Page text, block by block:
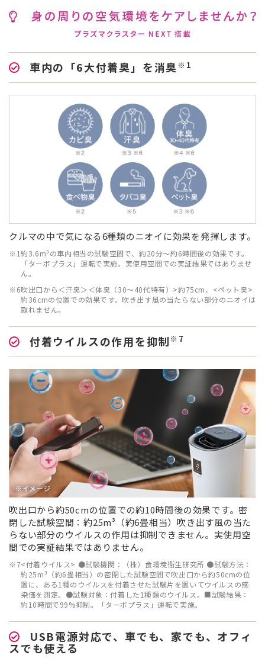
車内の「6大付着臭」を消臭 ※1
クルマの中で気になる6種類のニオイに効果を発揮します。
※1約3.6m³の車内相当の試験空間で、約20分～約6時間後の効果です。
「ターボプラス」運転で実施。実使用空間での実証結果ではありませ
ん。
※6吹出口から＜汗臭＞＜体臭（30～40代特有）>約75cm、<ペット臭>
約36cmの位置での効果です。吹き出す風の当たらない部分のニオイは
取れません。
付着ウイルスの作用を抑制 ※7
吹出口から約50cmの位置での約10時間後の効果です。密
閉した試験空間：約25m³（約6畳相当）吹き出す風の当た
らない部分のウイルスの作用は抑制できません。実使用空
間での実証結果ではありません。
※7<付着ウイルス> ●試験機関：（株）食環境衛生研究所 ●試験方法：
約25m³（約6畳相当）の密閉した試験空間で吹出口から約50cmの位
置に、ある1種のウイルスを付着させた試験片を置いてウイルスの感
染価を測定。●試験対象：付着した1種類のウイルス。■試験結果：
約10時間で99%抑制。「ターボプラス」運転で実施。
USB電源対応で、車でも、家でも、オフィ
スでも使える